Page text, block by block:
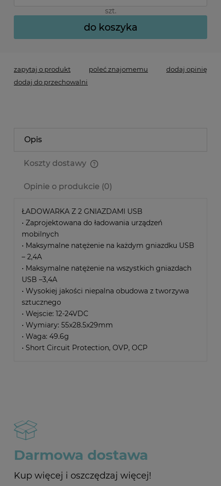
szt.
do koszyka
zapytaj o produkt poleć znajomemu
dodaj opinię
dodaj do przechowalni
Opis
Koszty dostawy
Opinie o produkcie (0)
ŁADOWARKA Z 2 GNIAZDAMI USB
• Zaprojektowana do ładowania urządzeń
mobilnych
• Maksymalne natężenie na każdym gniazdku USB
– 2,4A
• Maksymalne natężenie na wszystkich gniazdach
USB –3,4A
• Wysokiej jakości niepalna obudowa z tworzywa
sztucznego
• Wejscie: 12-24VDC
• Wymiary: 55x28.5x29mm
• Waga: 49.6g
• Short Circuit Protection, OVP, OCP
Darmowa dostawa
Kup więcej i oszczędzaj więcej!